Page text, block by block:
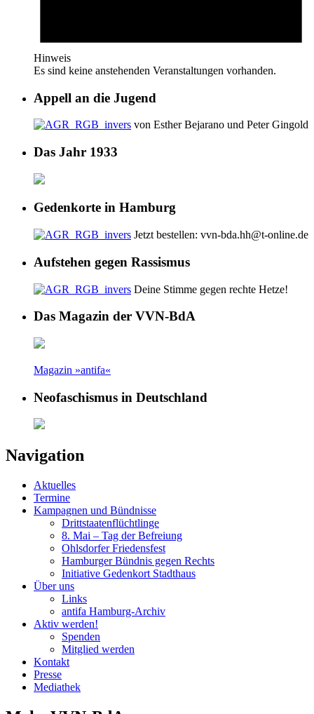
Hinweis
Es sind keine anstehenden Veranstaltungen vorhanden.
Appell an die Jugend
von Esther Bejarano und Peter Gingold
Das Jahr 1933
Gedenkorte in Hamburg
Jetzt bestellen: vvn-bda.hh@t-online.de
Aufstehen gegen Rassismus
Deine Stimme gegen rechte Hetze!
Das Magazin der VVN-BdA
Magazin »antifa«
Neofaschismus in Deutschland
Navigation
Aktuelles
Termine
Kampagnen und Bündnisse
Drittstaatenflüchtlinge
8. Mai – Tag der Befreiung
Ohlsdorfer Friedensfest
Hamburger Bündnis gegen Rechts
Initiative Gedenkort Stadthaus
Über uns
Links
antifa Hamburg-Archiv
Aktiv werden!
Spenden
Mitglied werden
Kontakt
Presse
Mediathek